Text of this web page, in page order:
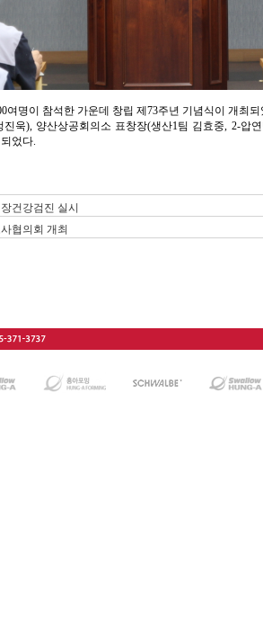
여명이 참석한 가운데 창립 제73주년 기념식이 개최
욱), 양산상공회의소 표창장(생산1팀 김효중, 2-압
었다.
건강검진 실시
협의회 개최